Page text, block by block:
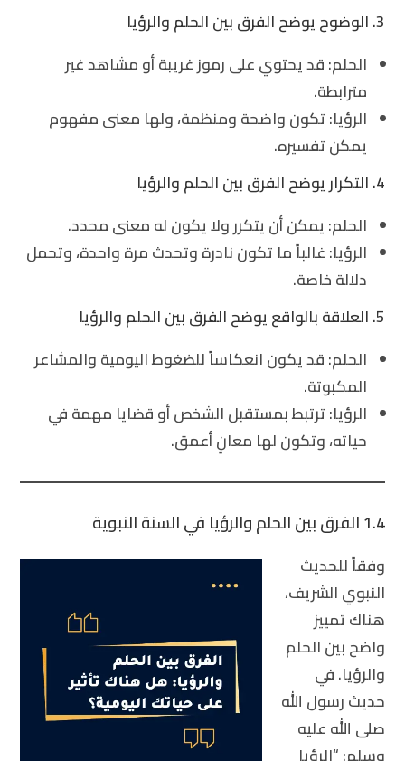
3. الوضوح يوضح الفرق بين الحلم والرؤيا
الحلم: قد يحتوي على رموز غريبة أو مشاهد غير
مترابطة.
الرؤيا: تكون واضحة ومنظمة، ولها معنى مفهوم
يمكن تفسيره.
4. التكرار يوضح الفرق بين الحلم والرؤيا
الحلم: يمكن أن يتكرر ولا يكون له معنى محدد.
الرؤيا: غالباً ما تكون نادرة وتحدث مرة واحدة، وتحمل
دلالة خاصة.
5. العلاقة بالواقع يوضح الفرق بين الحلم والرؤيا
الحلم: قد يكون انعكاساً للضغوط اليومية والمشاعر
المكبوتة.
الرؤيا: ترتبط بمستقبل الشخص أو قضايا مهمة في
حياته، وتكون لها معانٍ أعمق.
1.4 الفرق بين الحلم والرؤيا في السنة النبوية
وفقاً للحديث
النبوي الشريف،
هناك تمييز
واضح بين الحلم
والرؤيا. في
حديث رسول الله
صلى الله عليه